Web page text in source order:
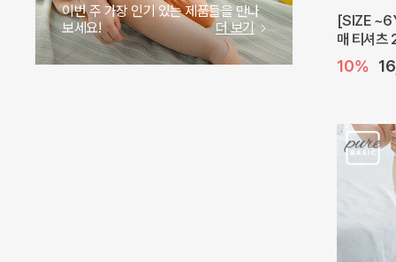
이번 주 가장 인기 있는 제품들을 만나
보세요!
더 보기
[SIZE
매 티셔츠
10%